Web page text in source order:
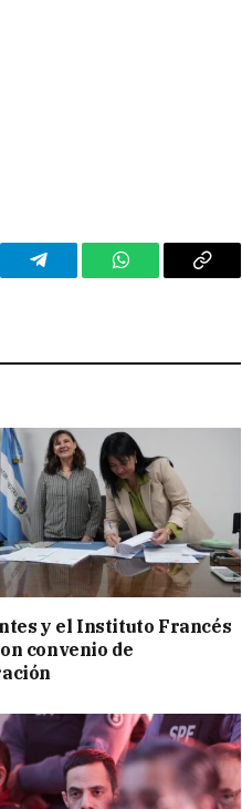
Telegram WhatsAppCopy
y el Instituto Francés
convenio de